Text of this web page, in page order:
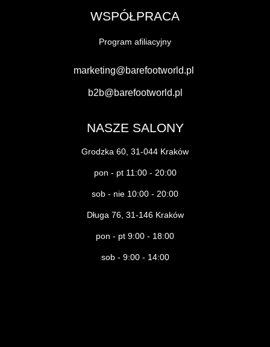
WSPÓŁPRACA
Program afiliacyjny
marketing@barefootworld.pl
b2b@barefootworld.pl
NASZE SALONY
Grodzka 60, 31-044 Kraków
pon - pt 11:00 - 20:00
sob - nie 10:00 - 20:00
Długa 76, 31-146 Kraków
pon - pt 9:00 - 18:00
sob - 9:00 - 14:00